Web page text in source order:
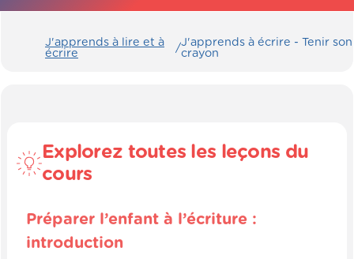
J'apprends à lire et à
écrire
/J'apprends à écrire - Tenir son
crayon
Explorez toutes les leçons du
cours
Préparer l’enfant à l’écriture :
introduction